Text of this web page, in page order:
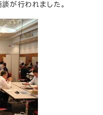
が行われました。